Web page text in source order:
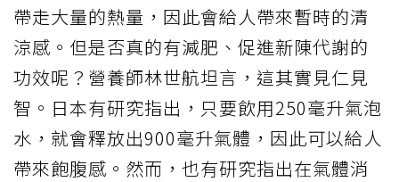
帶走大量的熱量，因此會給人帶來暫時的清
涼感。但是否真的有減肥、促進新陳代謝的
功效呢？營養師林世航坦言，這其實見仁見
智。日本有研究指出，只要飲用250毫升氣泡
水，就會釋放出900毫升氣體，因此可以給人
帶來飽腹感。然而，也有研究指出在氣體消